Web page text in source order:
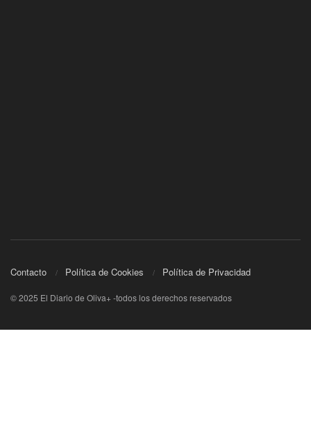
Contacto Política de Cookies Política de Privacidad
© 2025 El Diario de Oliva+ -todos los derechos reservados